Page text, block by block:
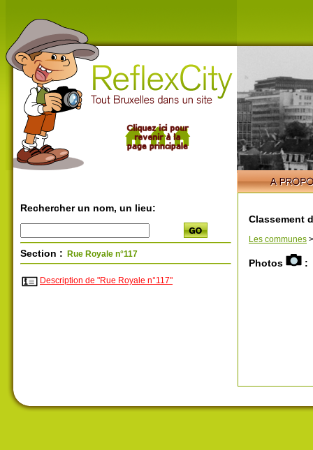
Rechercher un nom, un lieu:
Section : Rue Royale n°117
Description de "Rue Royale n°117"
Classement
Les communes >
Photos :